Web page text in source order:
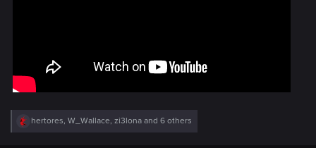
R
e
hertores, W_Wallace, zi3lona and 6 others